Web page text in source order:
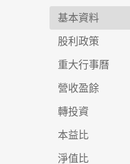
基本資料
股利政策
重大行事曆
營收盈餘
轉投資
本益比
淨值比